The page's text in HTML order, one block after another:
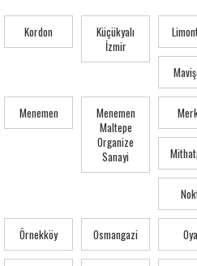
Kordon
Küçükyalı
İzmir
Menemen
Menemen
Maltepe
Organize
Sanayi
Örnekköy Osmangazi